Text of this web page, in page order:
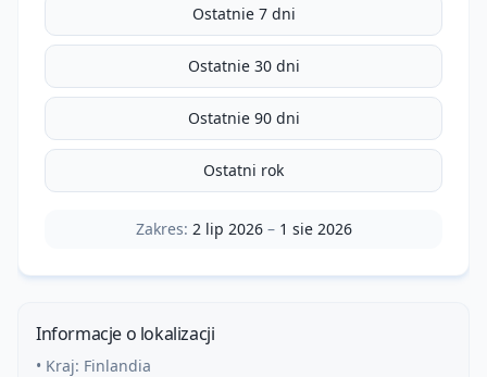
Ostatnie 7 dni
Ostatnie 30 dni
Ostatnie 90 dni
Ostatni rok
Zakres: 2 lip 2026– 1 sie 2026
Informacje o lokalizacji
• Kraj: Finlandia